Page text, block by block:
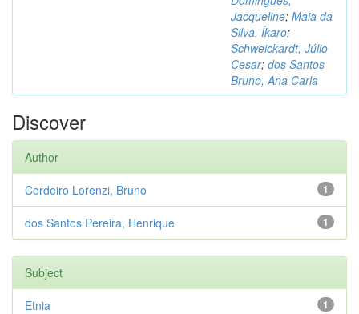
Jacqueline; Maia da
Silva, Íkaro;
Schweickardt, Júlio
Cesar; dos Santos
Bruno, Ana Carla
Discover
Author
1
Cordeiro Lorenzi, Bruno
1
dos Santos Pereira, Henrique
Subject
1
Etnia